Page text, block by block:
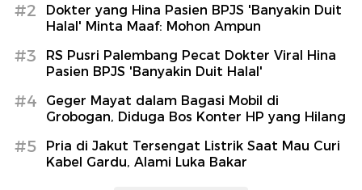
#2
Dokter yang Hina Pasien BPJS 'Banyakin Duit
Halal' Minta Maaf: Mohon Ampun
#3
RS Pusri Palembang Pecat Dokter Viral Hina
Pasien BPJS 'Banyakin Duit Halal'
#4
Geger Mayat dalam Bagasi Mobil di
Grobogan, Diduga Bos Konter HP yang Hilang
#5
Pria di Jakut Tersengat Listrik Saat Mau Curi
Kabel Gardu, Alami Luka Bakar